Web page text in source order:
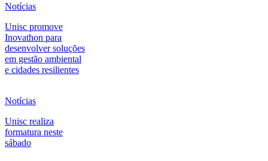
Notícias
Unisc promove
Inovathon para
desenvolver soluções
em gestão ambiental
e cidades resilientes
Notícias
Unisc realiza
formatura neste
sábado